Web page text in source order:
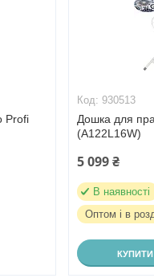
Profi
930513
Дошка для
(A122L16W)
5 099 ₴
В наявності
Оптом і в
КУПИТИ